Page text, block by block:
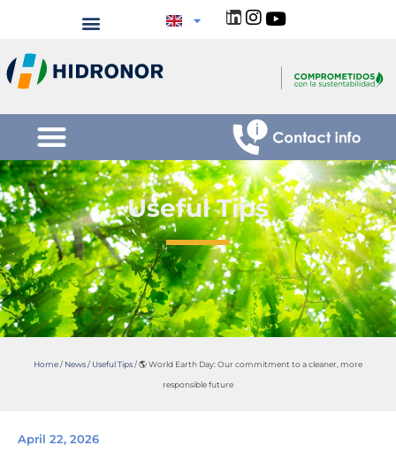
Useful Tips
Home/ News/ Useful Tips/🌎 World Earth Day: Our commitment to a cleaner, more
responsible future
April 22, 2026